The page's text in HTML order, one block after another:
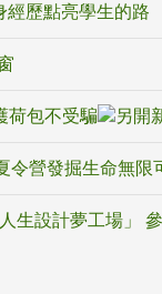
經歷點亮學生的路
荷包不受騙
令營發掘生命無限
生設計夢工場」